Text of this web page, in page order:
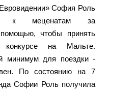
София Роль
к меценатам за
чтобы принять
на Мальте.
минимум для поездки -
По состоянию на 7
Софии Роль получила